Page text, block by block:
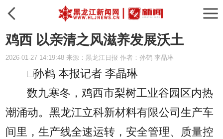
鸡西 以亲清之风滋养发展沃土
2026-01-27 14:19:48 来源：黑龙江日报 作者：孙鹤 李晶琳
□孙鹤 本报记者 李晶琳
数九寒冬，鸡西市梨树工业谷园区内热
潮涌动。黑龙江立科新材料有限公司生产车
间里，生产线全速运转，安全管理、质量控